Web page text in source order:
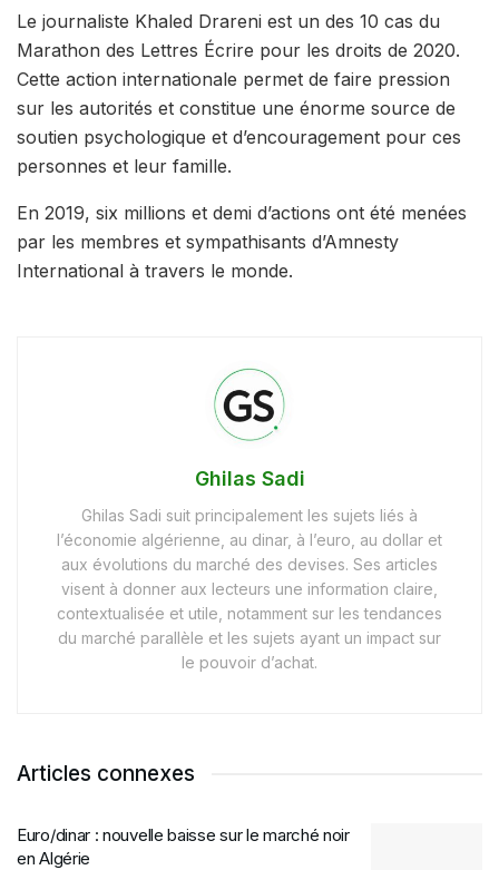
Le journaliste Khaled Drareni est un des 10 cas du
Marathon des Lettres Écrire pour les droits de 2020.
Cette action internationale permet de faire pression
sur les autorités et constitue une énorme source de
soutien psychologique et d’encouragement pour ces
personnes et leur famille.
En 2019, six millions et demi d’actions ont été menées
par les membres et sympathisants d’Amnesty
International à travers le monde.
Ghilas Sadi
Ghilas Sadi suit principalement les sujets liés à
l’économie algérienne, au dinar, à l’euro, au dollar et
aux évolutions du marché des devises. Ses articles
visent à donner aux lecteurs une information claire,
contextualisée et utile, notamment sur les tendances
du marché parallèle et les sujets ayant un impact sur
le pouvoir d’achat.
Articles connexes
Euro/dinar : nouvelle baisse sur le marché noir
en Algérie